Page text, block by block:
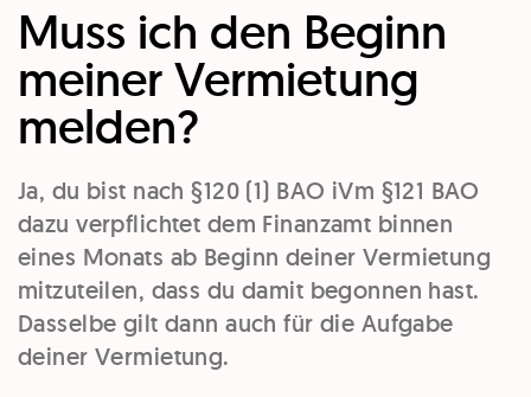
Muss ich den Beginn
meiner Vermietung
melden?
Ja, du bist nach §120 (1) BAO iVm §121 BAO
dazu verpflichtet dem Finanzamt binnen
eines Monats ab Beginn deiner Vermietung
mitzuteilen, dass du damit begonnen hast.
Dasselbe gilt dann auch für die Aufgabe
deiner Vermietung.